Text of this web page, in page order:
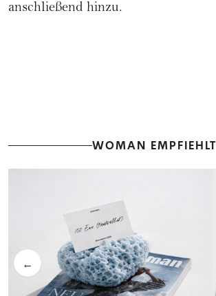
anschließend hinzu.
WOMAN EMPFIEHLT
←